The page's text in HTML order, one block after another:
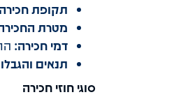
תקופת
מטרת
דמי חכירה:
תנאים
סוגי חוזי חכירה